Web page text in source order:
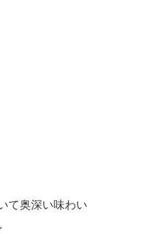
て奥深い味わい